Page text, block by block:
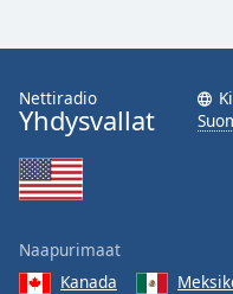
Nettiradio
Yhdysvallat
Naapurimaat
Kanada